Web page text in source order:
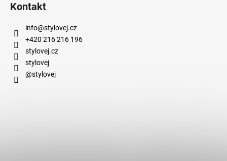
Kontakt
info@stylovej.cz
+420 216 216 196
stylovej.cz
stylovej
@stylovej